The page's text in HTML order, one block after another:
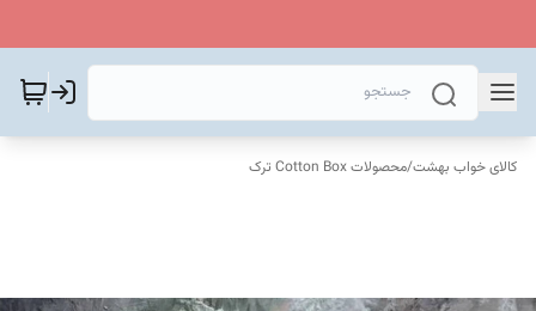
کالای خواب بهشت/محصولات Cotton Box ترک